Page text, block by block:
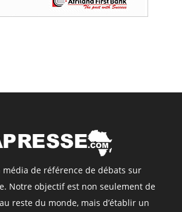
média de référence de débats sur
Notre objectif est non seulement de
reste du monde, mais d’établir un